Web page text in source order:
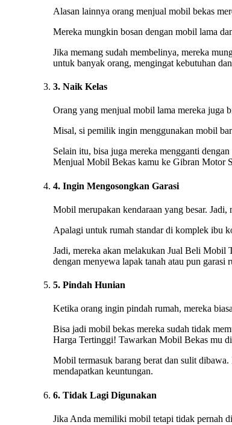
Alasan lainnya orang menjual mobil bekas
Mereka mungkin bosan dengan mobil lama
Jika memang sudah membelinya, mereka
untuk banyak orang, mengingat kebutuhan
3. Naik Kelas
Orang yang menjual mobil lama mereka juga
Misal, si pemilik ingin menggunakan mobil
Selain itu, bisa juga mereka mengganti
Menjual Mobil Bekas kamu ke Gibran Motor
4. Ingin Mengosongkan Garasi
Mobil merupakan kendaraan yang besar.
Apalagi untuk rumah standar di komplek ibu
Jadi, mereka akan melakukan Jual Beli Mobil
dengan menyewa lapak tanah atau pun
5. Pindah Hunian
Ketika orang ingin pindah rumah, mereka
Bisa jadi mobil bekas mereka sudah tidak
Harga Tertinggi! Tawarkan Mobil Bekas mu
Mobil termasuk barang berat dan sulit
mendapatkan keuntungan.
6. Tidak Lagi Digunakan
Jika Anda memiliki mobil tetapi tidak pernah